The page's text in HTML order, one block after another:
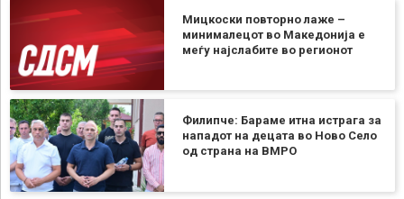
Мицкоски повторно лаже –
минималецот во Македонија е
меѓу најслабите во регионот
Филипче: Бараме итна истрага за
нападот на децата во Ново Село
од страна на ВМРО